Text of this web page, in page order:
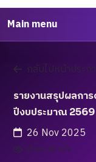
Main menu
กลับไปหน้าประก
รายงานสรุปผลการ
ปีงบประมาณ
26 Nov 2025
เข้าชม 20 ครั้ง